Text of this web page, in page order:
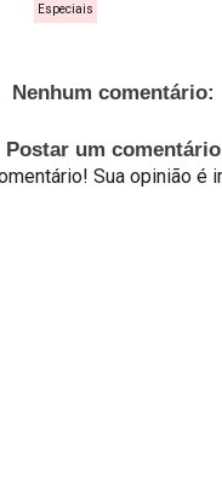
Especiais
Nenhum comentário:
Postar um comentário
Sua opinião é